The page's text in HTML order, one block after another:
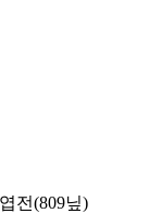
전(809닢)